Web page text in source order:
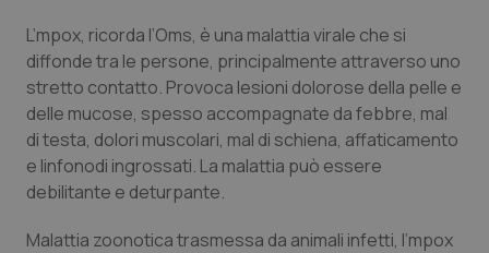
Provincia Autonoma di Bolzano
Provincia Autonoma di Trento
Puglia
Sardegna
Infezioni & Febbre
Ipertensione & Scompenso
Malattie rare
Malattia di Crohn & Rettocolite Ulcerosa
L’mpox, ricorda l’Oms, è una malattia virale che si
diffonde tra le persone, principalmente attraverso uno
stretto contatto. Provoca lesioni dolorose della pelle e
delle mucose, spesso accompagnate da febbre, mal
di testa, dolori muscolari, mal di schiena, affaticamento
e linfonodi ingrossati. La malattia può essere
debilitante e deturpante.
Malattia zoonotica trasmessa da animali infetti, l’mpox